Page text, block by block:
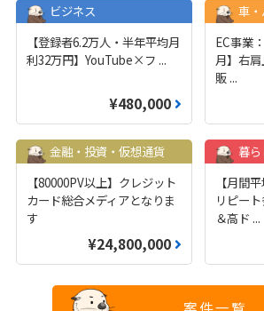
ビジネス
【登録者6.2万人・半年平均月
利32万円】YouTube×フ ...
¥480,000
車
EC事業
月】右
販 ...
金融・投資・仮想通貨
【80000PV以上】クレジット
カード総合メディアとなりま
す
¥24,800,000
暮
【月間
リピー
＆高ド ...